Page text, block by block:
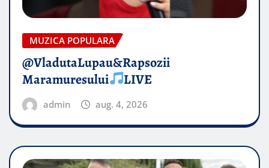
MUZICA POPULARA
@VladutaLupau&Rapsozii
Maramuresului
LIVE
admin aug. 4, 2026